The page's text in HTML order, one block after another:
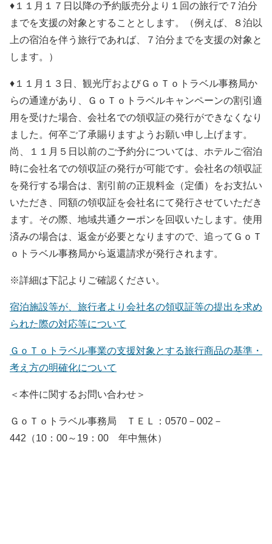
♦１１月１７日以降の予約販売分より１回の旅行で７泊分
までを支援の対象とすることとします。（例えば、８泊以
上の宿泊を伴う旅行であれば、７泊分までを支援の対象と
します。）
♦１１月１３日、観光庁およびＧｏＴｏトラベル事務局か
らの通達があり、ＧｏＴｏトラベルキャンペーンの割引適
用を受けた場合、会社名での領収証の発行ができなくなり
ました。何卒ご了承賜りますようお願い申し上げます。
尚、１１月５日以前のご予約分については、ホテルご宿泊
時に会社名での領収証の発行が可能です。会社名の領収証
を発行する場合は、割引前の正規料金（定価）をお支払い
いただき、同額の領収証を会社名にて発行させていただき
ます。その際、地域共通クーポンを回収いたします。使用
済みの場合は、返金が必要となりますので、追ってＧｏＴ
ｏトラベル事務局から返還請求が発行されます。
※詳細は下記よりご確認ください。
宿泊施設等が、旅行者より会社名の領収証等の提出を求め
られた際の対応等について
ＧｏＴｏトラベル事業の支援対象とする旅行商品の基準・
考え方の明確化について
＜本件に関するお問い合わせ＞
ＧｏＴｏトラベル事務局 ＴＥＬ：0570－002－
442（10：00～19：00 年中無休）